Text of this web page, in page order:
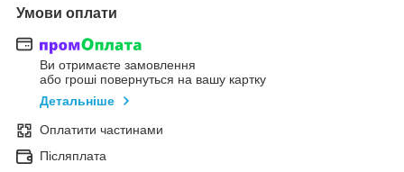
Умови оплати
Ви отримаєте замовлення
або гроші повернуться на вашу картку
Детальніше
Оплатити частинами
Післяплата